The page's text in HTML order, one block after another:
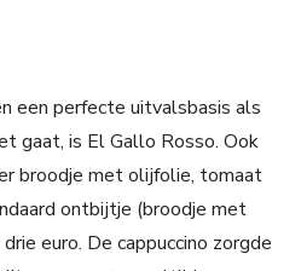
een perfecte uitvalsbasis als
gaat, is El Gallo Rosso. Ook
broodje met olijfolie, tomaat
ontbijtje (broodje met
euro. De cappuccino zorgde